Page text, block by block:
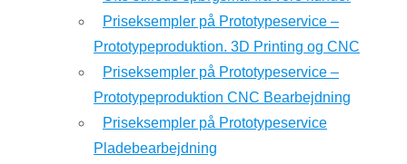
Priseksempler på Prototypeservice –
Prototypeproduktion. 3D Printing og CNC
Priseksempler på Prototypeservice –
Prototypeproduktion CNC Bearbejdning
Priseksempler på Prototypeservice
Pladebearbejdning